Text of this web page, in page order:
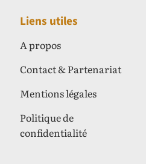
Liens utiles
A propos
Contact & Partenariat
Mentions légales
Politique de
confidentialité